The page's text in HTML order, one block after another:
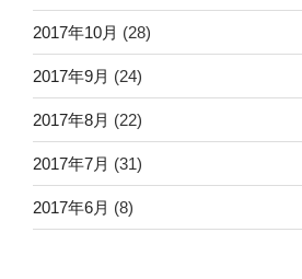
2017年10月 (28)
2017年9月 (24)
2017年8月 (22)
2017年7月 (31)
2017年6月 (8)